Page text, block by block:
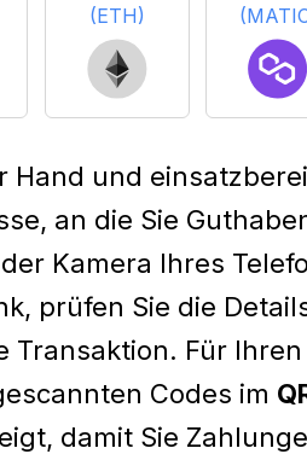
(ETH)
Hand und
an die Sie
Kamera Ihres
prüfen Sie die
Transaktion. Für Ihren
Codes im
damit Sie